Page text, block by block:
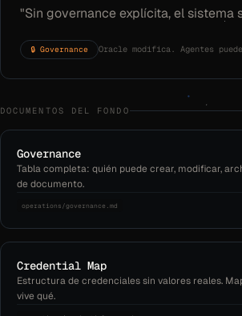
"Sin governance explícita, el sistema
🔒 Governance Oracle modifica. Agentes
DOCUMENTOS DEL FONDO
Governance
Tabla completa: quién puede crear, modificar,
de documento.
operations/governance.md
Credential Map
Estructura de credenciales sin valores reales.
vive qué.